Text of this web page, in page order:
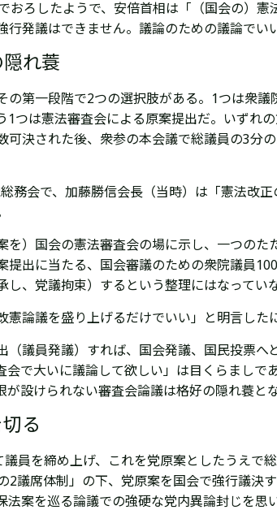
おろしたようで、安倍首相は「（国会の）
発議はできません。議論のための議論でい
れ蓑
第一段階で2つの選択肢がある。1つは衆
つは憲法審査会による原案提出だ。いずれ
決された後、衆参の本会議で総議員の3分
務会で、加藤勝信会長（当時）は「憲法改
）国会の憲法審査会の場に示し、一つの
出に当たる、国会審議のための衆院議員
、党議拘束）するという整理にはなってい
論議を盛り上げるだけでいい」と明言した
議員発議）すれば、国会発議、国民投票へ
で大いに議論して欲しい」は目くらましで
設けられない審査会論議は格好の隠れ蓑とな
る
員を締め上げ、これを党原案としたうえで
議席体制」の下、党原案を国会で強行議決
案を巡る論議での強硬な党内異論封じを思